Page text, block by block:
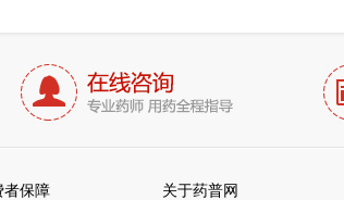
者保障 关于药普网